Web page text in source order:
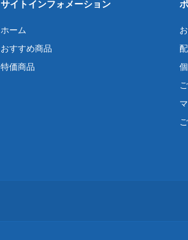
サイトインフォメーション
ホーム
おすすめ商品
特価商品